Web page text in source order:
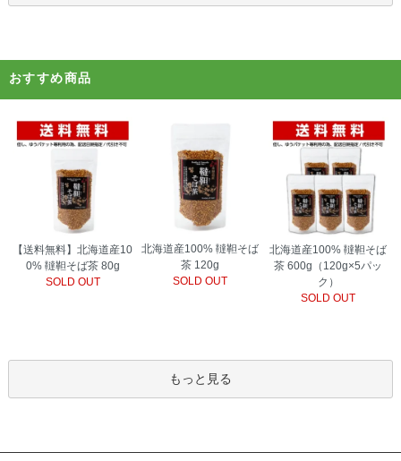
おすすめ商品
【送料無料】北海道産10
0% 韃靼そば茶 80g
SOLD OUT
北海道産100% 韃靼そば
茶 120g
SOLD OUT
北海道産100% 韃靼そば
茶 600g（120g×5パッ
ク）
SOLD OUT
もっと見る